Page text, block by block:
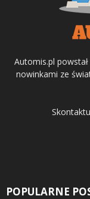
Automis.pl
nowinkami ze
POPULARNE